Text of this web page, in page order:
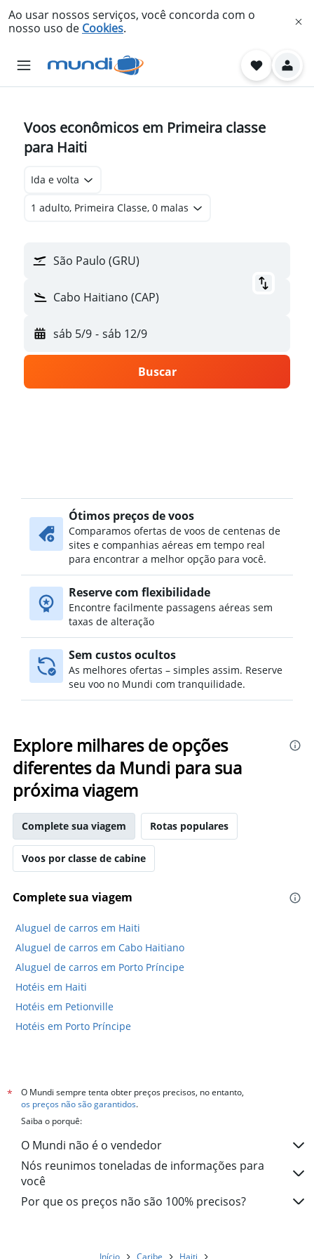
Ao usar nossos serviços, você concorda com o
nosso uso de Cookies.
Voos econômicos em Primeira classe
para Haiti
Ida e volta
1 adulto, Primeira Classe, 0 malas
São Paulo (GRU)
Cabo Haitiano (CAP)
sáb 5/9 - sáb 12/9
Buscar
Ótimos preços de voos
Comparamos ofertas de voos de centenas de
sites e companhias aéreas em tempo real
para encontrar a melhor opção para você.
Reserve com flexibilidade
Encontre facilmente passagens aéreas sem
taxas de alteração
Sem custos ocultos
As melhores ofertas – simples assim. Reserve
seu voo no Mundi com tranquilidade.
Explore milhares de opções
diferentes da Mundi para sua
próxima viagem
Complete sua viagem Rotas populares
Voos por classe de cabine
Complete sua viagem
Aluguel de carros em Haiti
Aluguel de carros em Cabo Haitiano
Aluguel de carros em Porto Príncipe
Hotéis em Haiti
Hotéis em Petionville
Hotéis em Porto Príncipe
*
O Mundi sempre tenta obter preços precisos, no entanto,
os preços não são garantidos.
Saiba o porquê:
O Mundi não é o vendedor
Nós reunimos toneladas de informações para
você
Por que os preços não são 100% precisos?
Início Caribe Haiti